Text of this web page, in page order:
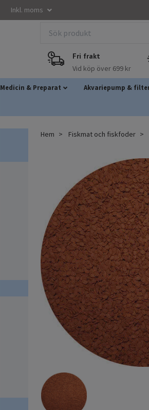
Inkl. moms
Fri frakt
Vid köp över 699 kr
Medicin & Preparat Akvariepump &
Hem Fiskmat och fiskfoder